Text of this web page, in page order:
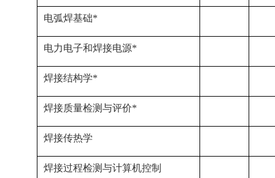
电弧焊基础*
电力电子和焊接电源*
焊接结构学*
焊接质量检测与评价*
焊接传热学
焊接过程检测与计算机控制